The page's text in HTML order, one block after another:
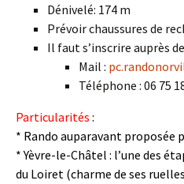
Dénivelé: 174 m
Prévoir chaussures de
Il faut s’inscrire auprès
Mail :
Téléphone : 06 75
Particularités :
* Rando auparavant proposée
* Yèvre-le-Châtel : l’une des
du Loiret (charme de ses